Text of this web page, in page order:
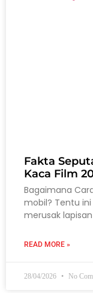
Fakta
Kaca Film
Bagaimana
mobil? Tentu
merusak
READ MORE »
28/04/2026 No